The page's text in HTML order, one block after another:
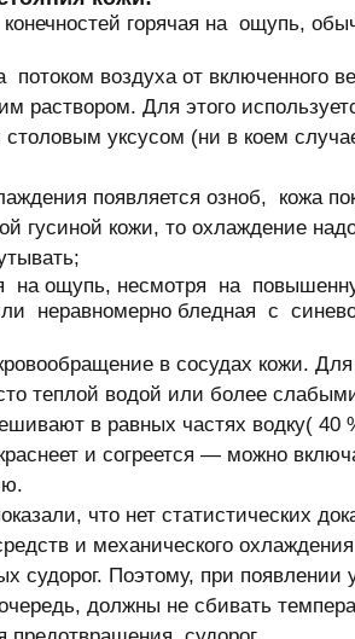
горячая на  ощупь,
воздуха от включенного
раствором. Для этого
уксусом (ни в коем
появляется озноб,  кожа
гусиной кожи, то охла­­­ждение
на ощупь, несмотря  на
неравномерно бледная  с
в сосудах кожи. Для
теплой водой или более
в равных частях водку( 40
и согреется — можно
что нет статистических
и механического
судорог. Поэтому, при появлении
должны не сбивать